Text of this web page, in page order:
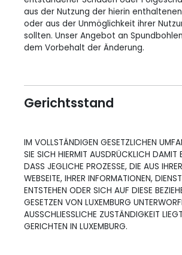
aus der Nutzung der hierin
oder aus der Unmöglichkeit ihrer
sollten. Unser Angebot an
dem Vorbehalt der Änderung.
Gerichtsstand
IM VOLLSTÄNDIGEN GESETZLICHEN
SIE SICH HIERMIT AUSDRÜCKLICH DAMIT
DASS JEGLICHE PROZESSE, DIE AUS
WEBSEITE, IHRER INFORMATIONEN,
ENTSTEHEN ODER SICH AUF DIESE
GESETZEN VON LUXEMBURG
AUSSCHLIESSLICHE ZUSTÄNDIGKEIT
GERICHTEN IN LUXEMBURG.